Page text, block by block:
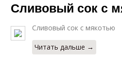
Сливовый сок с
Сливовый сок с мякотью
Читать дальше →